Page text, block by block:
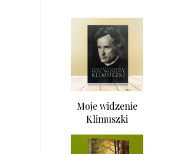
Moje widzenie
Klimuszki